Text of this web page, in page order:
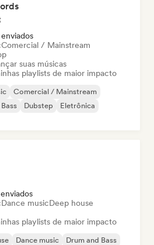
Comercial / Mainstream
suas músicas
playlists de maior impacto
Comercial / Mainstream
Dubstep
Eletrônica
Dance musicDeep house
playlists de maior impacto
Dance music
Drum and Bass